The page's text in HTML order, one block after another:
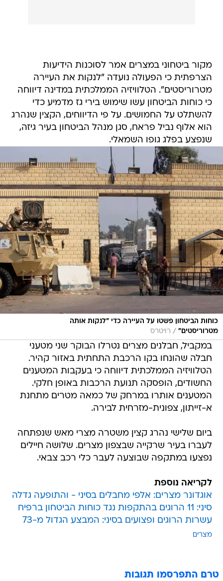
מקור ביטחוני במצרים אמר לסוכנות הידיעות
הצרפתית כי הפעולה נועדה "לנקות את העיירה
מטרוריסטים". הטלוויזיה הממלכתית במדינה דיווחה
כי כוחות הביטחון עשו שימוש בירי גז מדמיע כדי
להשתלט על החמושים. על פי הדיווחים, הקצין שנהרג
הוא אלוף נביל פראח, סגן מנהל הביטחון בעיר גיזה,
שנפצע בפלג גופו השמאלי.
כוחות הביטחון פשטו על העיירה כדי "לנקות אותה
מטרוריסטים" / רויטרס
במקביל, חבלנים מצרים נטרלו הבוקר שני מטעני
חבלה שהונחו בקו הרכבת התחתית באזור קהיר.
הטלוויזיה הממלכתית דיווחה כי בעקבות המטענים
החשודים, הופסקה תנועת הרכבות באופן חלקי.
המטענים אותרו במרחק של כמאה מטרים מתחנת
א-זייתון, צפונית-מזרחית לבירה.
ביום שלישי נהרג קצין משטרה מצרי מאש שנפתחה
לעברו בעיר שרקייה שבצפון מצרים. שלושה חיילים
נפצעו במתקפה שבוצעה לעבר כלי רכב צבאי.
לקריאה נוספת
אוגדונר מצרים: אלפי מחבלים בסיני - והתופעה גדלה
סיני: 11 הרוגים בהתקפות נגד כוחות הביטחון ברפיח
עשרות הרוגים ופצועים בסיני: המבצע הגדול מ-73
מצרים
טרם התפרסמו תגובות